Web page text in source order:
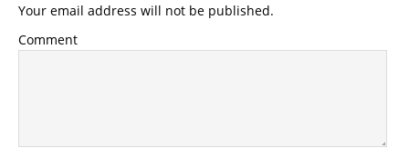
Your email address will not be published.
Comment